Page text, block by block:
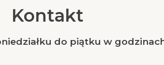
Kontakt
do piątku w